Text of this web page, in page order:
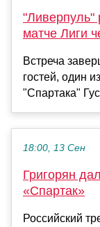
"Ливерпуль"
матче Лиги
Встреча
гостей, один
"Спартака"
18:00, 13 Сен
Григорян
«Спартак»
Российский